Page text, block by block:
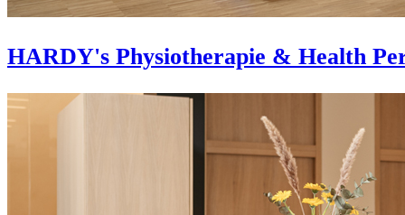
HARDY's Physiotherapie & Health